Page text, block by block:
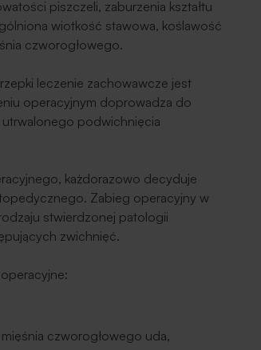
piszczeli, zaburzenia kształtu
wiotkość stawowa, koślawość
czworogłowego.
leczenie zachowawcze jest
operacyjnym doprowadza do
podwichnięcia
każdorazowo decyduje
Zabieg operacyjny w
stwierdzonej patologii
zwichnięć.
czworogłowego uda,